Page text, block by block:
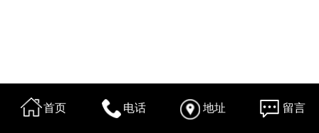
首页 电话 地址 留言